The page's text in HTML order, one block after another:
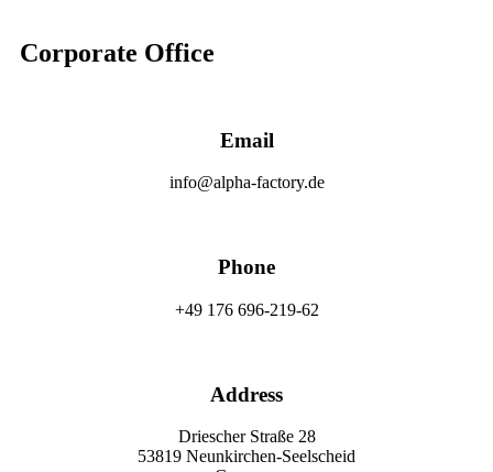
Corporate Office
Email
info@alpha-factory.de
Phone
+49 176 696-219-62
Address
Driescher Straße 28
53819 Neunkirchen-Seelscheid